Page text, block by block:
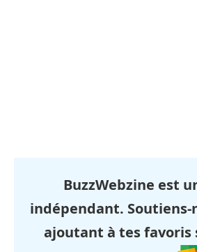
BuzzWebzine est
indépendant. Soutiens-
ajoutant à tes favoris